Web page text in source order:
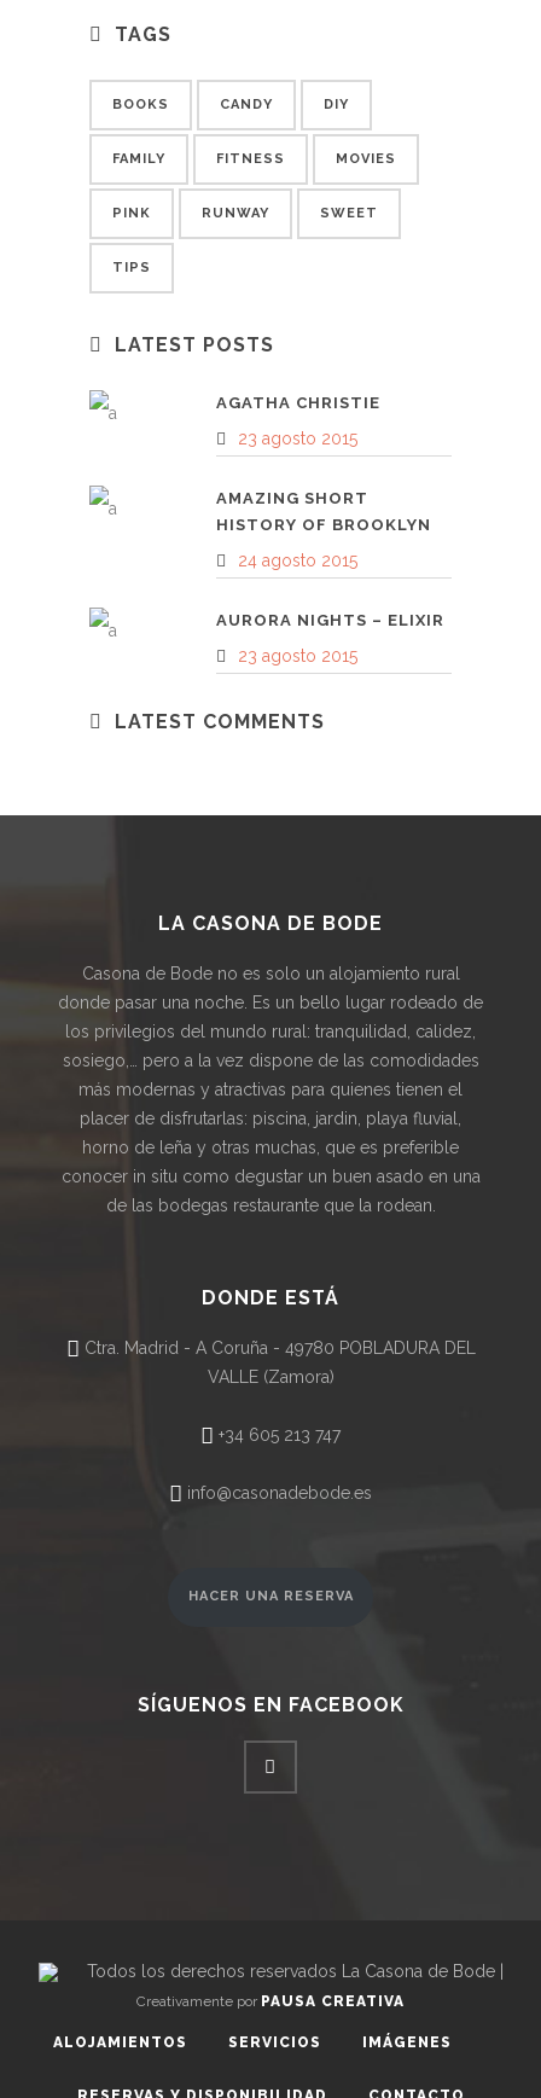
TAGS
BOOKS CANDY DIY
FAMILY FITNESS MOVIES
PINK RUNWAY SWEET
TIPS
LATEST POSTS
AGATHA CHRISTIE
23 agosto 2015
AMAZING SHORT
HISTORY OF BROOKLYN
24 agosto 2015
AURORA NIGHTS – ELIXIR
23 agosto 2015
LATEST COMMENTS
LA CASONA DE BODE
Casona de Bode no es solo un alojamiento rural
donde pasar una noche. Es un bello lugar rodeado de
los privilegios del mundo rural: tranquilidad, calidez,
sosiego,… pero a la vez dispone de las comodidades
más modernas y atractivas para quienes tienen el
placer de disfrutarlas: piscina, jardin, playa fluvial,
horno de leña y otras muchas, que es preferible
conocer in situ como degustar un buen asado en una
de las bodegas restaurante que la rodean.
DONDE ESTÁ
Ctra. Madrid - A Coruña - 49780 POBLADURA DEL
VALLE (Zamora)
+34 605 213 747
info@casonadebode.es
HACER UNA RESERVA
SÍGUENOS EN FACEBOOK
Todos los derechos reservados La Casona de Bode |
Creativamente por PAUSA CREATIVA
ALOJAMIENTOS SERVICIOS IMÁGENES